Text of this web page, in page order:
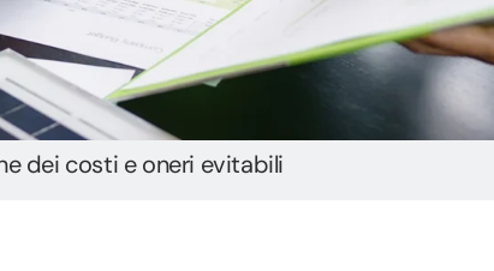
dei costi e oneri evitabili